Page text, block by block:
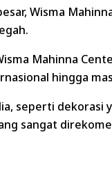
Wisma
Mahinna
hingga
seperti dekorasi
sangat